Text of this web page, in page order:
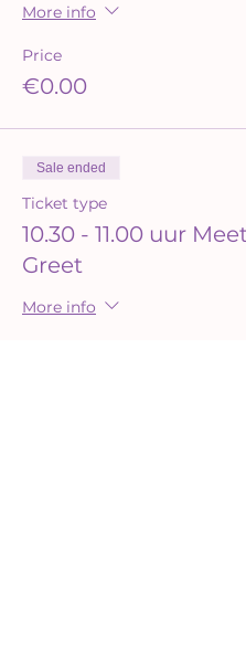
More info
Price
€0.00
Sale ended
Ticket type
10.30 - 11.00 uur
Greet
More info